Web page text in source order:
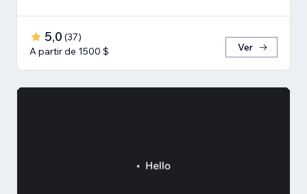
5,0 (37)
A partir de 1500 $
Ver